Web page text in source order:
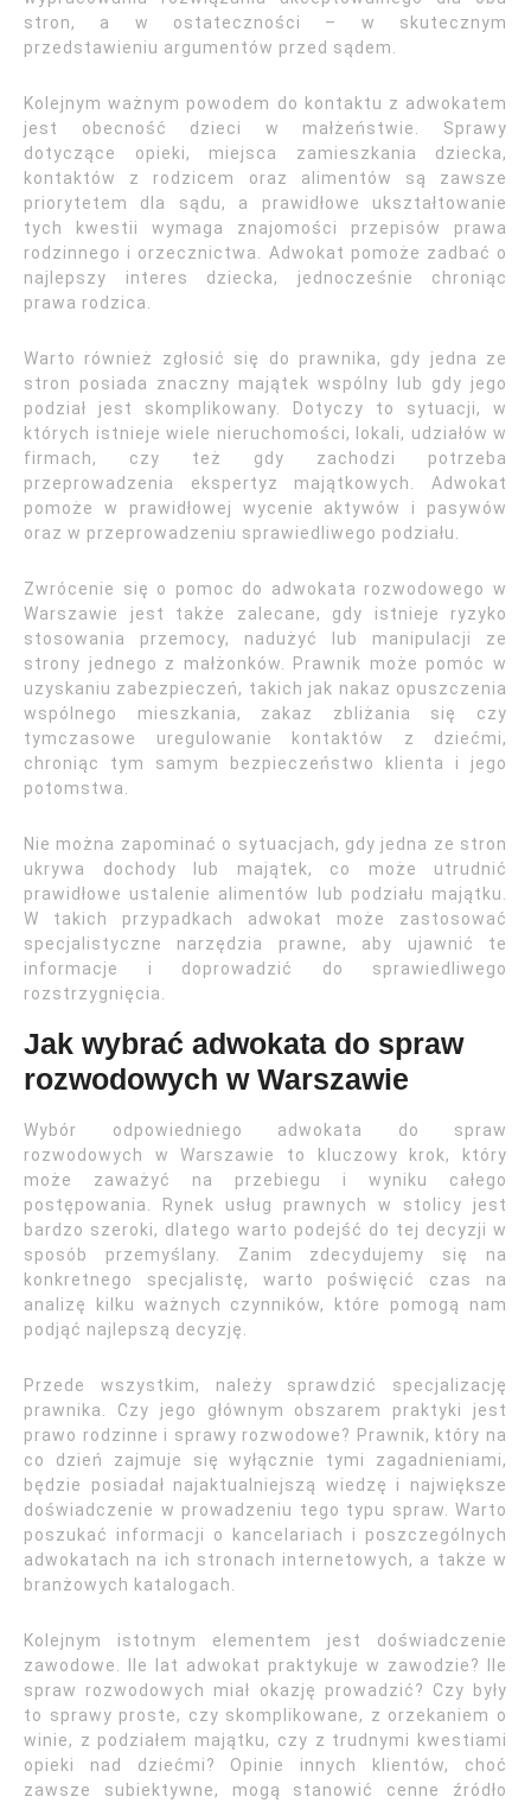
stron, a w ostateczności – w skutecznym
przedstawieniu argumentów przed sądem.
Kolejnym ważnym powodem do kontaktu z adwokatem
jest obecność dzieci w małżeństwie. Sprawy
dotyczące opieki, miejsca zamieszkania dziecka,
kontaktów z rodzicem oraz alimentów są zawsze
priorytetem dla sądu, a prawidłowe ukształtowanie
tych kwestii wymaga znajomości przepisów prawa
rodzinnego i orzecznictwa. Adwokat pomoże zadbać o
najlepszy interes dziecka, jednocześnie chroniąc
prawa rodzica.
Warto również zgłosić się do prawnika, gdy jedna ze
stron posiada znaczny majątek wspólny lub gdy jego
podział jest skomplikowany. Dotyczy to sytuacji, w
których istnieje wiele nieruchomości, lokali, udziałów w
firmach, czy też gdy zachodzi potrzeba
przeprowadzenia ekspertyz majątkowych. Adwokat
pomoże w prawidłowej wycenie aktywów i pasywów
oraz w przeprowadzeniu sprawiedliwego podziału.
Zwrócenie się o pomoc do adwokata rozwodowego w
Warszawie jest także zalecane, gdy istnieje ryzyko
stosowania przemocy, nadużyć lub manipulacji ze
strony jednego z małżonków. Prawnik może pomóc w
uzyskaniu zabezpieczeń, takich jak nakaz opuszczenia
wspólnego mieszkania, zakaz zbliżania się czy
tymczasowe uregulowanie kontaktów z dziećmi,
chroniąc tym samym bezpieczeństwo klienta i jego
potomstwa.
Nie można zapominać o sytuacjach, gdy jedna ze stron
ukrywa dochody lub majątek, co może utrudnić
prawidłowe ustalenie alimentów lub podziału majątku.
W takich przypadkach adwokat może zastosować
specjalistyczne narzędzia prawne, aby ujawnić te
informacje i doprowadzić do sprawiedliwego
rozstrzygnięcia.
Jak wybrać adwokata do spraw
rozwodowych w Warszawie
Wybór odpowiedniego adwokata do spraw
rozwodowych w Warszawie to kluczowy krok, który
może zaważyć na przebiegu i wyniku całego
postępowania. Rynek usług prawnych w stolicy jest
bardzo szeroki, dlatego warto podejść do tej decyzji w
sposób przemyślany. Zanim zdecydujemy się na
konkretnego specjalistę, warto poświęcić czas na
analizę kilku ważnych czynników, które pomogą nam
podjąć najlepszą decyzję.
Przede wszystkim, należy sprawdzić specjalizację
prawnika. Czy jego głównym obszarem praktyki jest
prawo rodzinne i sprawy rozwodowe? Prawnik, który na
co dzień zajmuje się wyłącznie tymi zagadnieniami,
będzie posiadał najaktualniejszą wiedzę i największe
doświadczenie w prowadzeniu tego typu spraw. Warto
poszukać informacji o kancelariach i poszczególnych
adwokatach na ich stronach internetowych, a także w
branżowych katalogach.
Kolejnym istotnym elementem jest doświadczenie
zawodowe. Ile lat adwokat praktykuje w zawodzie? Ile
spraw rozwodowych miał okazję prowadzić? Czy były
to sprawy proste, czy skomplikowane, z orzekaniem o
winie, z podziałem majątku, czy z trudnymi kwestiami
opieki nad dziećmi? Opinie innych klientów, choć
zawsze subiektywne, mogą stanowić cenne źródło